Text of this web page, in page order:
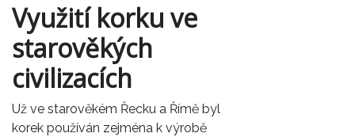
Využití korku ve
starověkých
civilizacích
Už ve starověkém Řecku a Římě byl
korek používán zejména k výrobě